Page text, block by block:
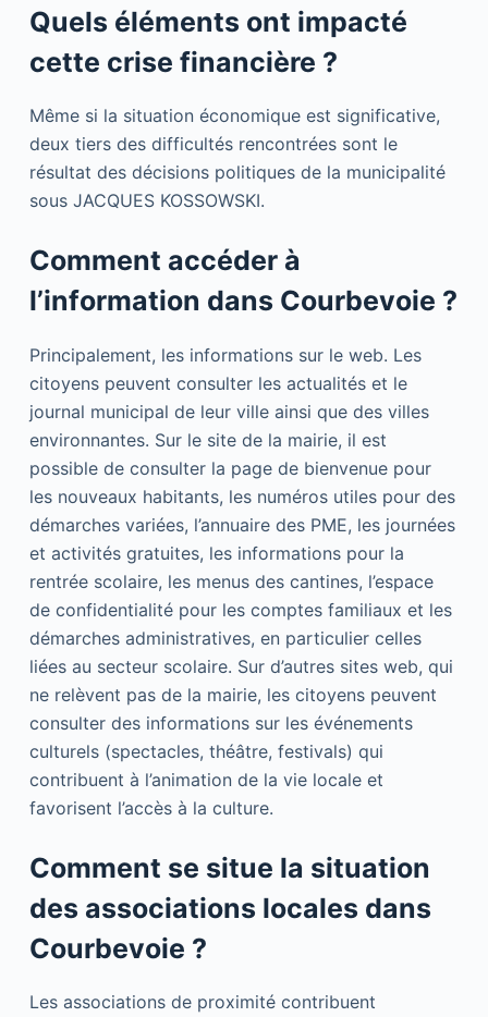
Quels éléments ont impacté
cette crise financière ?
Même si la situation économique est significative,
deux tiers des difficultés rencontrées sont le
résultat des décisions politiques de la municipalité
sous JACQUES KOSSOWSKI.
Comment accéder à
l’information dans Courbevoie ?
Principalement, les informations sur le web. Les
citoyens peuvent consulter les actualités et le
journal municipal de leur ville ainsi que des villes
environnantes. Sur le site de la mairie, il est
possible de consulter la page de bienvenue pour
les nouveaux habitants, les numéros utiles pour des
démarches variées, l’annuaire des PME, les journées
et activités gratuites, les informations pour la
rentrée scolaire, les menus des cantines, l’espace
de confidentialité pour les comptes familiaux et les
démarches administratives, en particulier celles
liées au secteur scolaire. Sur d’autres sites web, qui
ne relèvent pas de la mairie, les citoyens peuvent
consulter des informations sur les événements
culturels (spectacles, théâtre, festivals) qui
contribuent à l’animation de la vie locale et
favorisent l’accès à la culture.
Comment se situe la situation
des associations locales dans
Courbevoie ?
Les associations de proximité contribuent